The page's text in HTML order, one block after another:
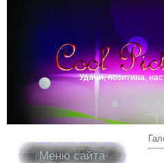
Удачи, позитива,
Меню сайта